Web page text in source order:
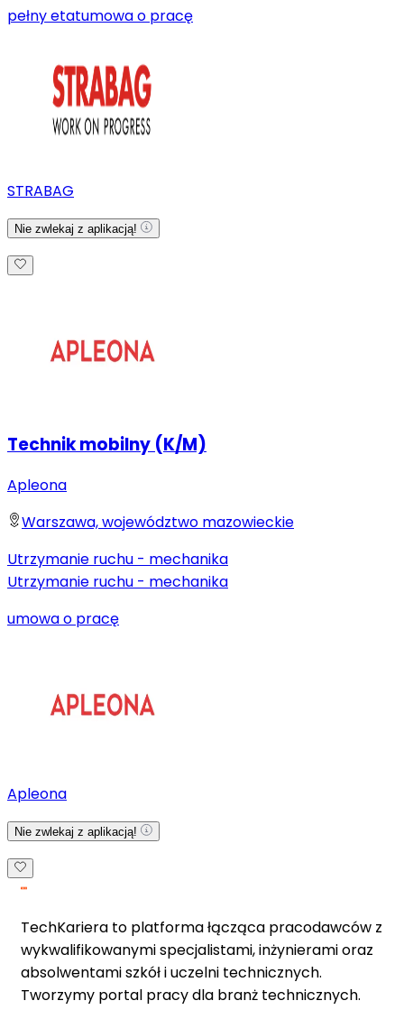
pełny etatumowa o pracę
STRABAG
Nie zwlekaj z aplikacją!
Technik mobilny (K/M)
Apleona
Warszawa, województwo mazowieckie
Utrzymanie ruchu - mechanika
Utrzymanie ruchu - mechanika
umowa o pracę
Apleona
Nie zwlekaj z aplikacją!
TechKariera to platforma łącząca pracodawców z
wykwalifikowanymi specjalistami, inżynierami oraz
absolwentami szkół i uczelni technicznych.
Tworzymy portal pracy dla branż technicznych.